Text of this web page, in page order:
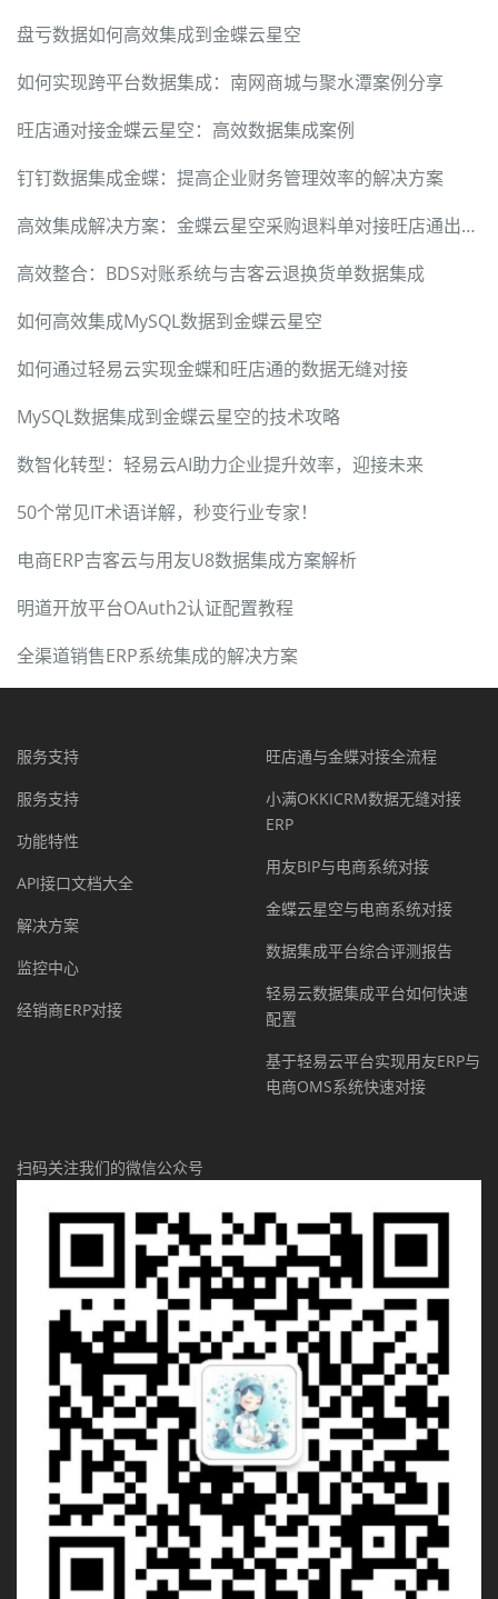
盘亏数据如何高效集成到金蝶云星空
如何实现跨平台数据集成：南网商城与聚水潭案例分享
旺店通对接金蝶云星空：高效数据集成案例
钉钉数据集成金蝶：提高企业财务管理效率的解决方案
高效集成解决方案：金蝶云星空采购退料单对接旺店通出库单
高效整合：BDS对账系统与吉客云退换货单数据集成
如何高效集成MySQL数据到金蝶云星空
如何通过轻易云实现金蝶和旺店通的数据无缝对接
MySQL数据集成到金蝶云星空的技术攻略
数智化转型：轻易云AI助力企业提升效率，迎接未来
50个常见IT术语详解，秒变行业专家！
电商ERP吉客云与用友U8数据集成方案解析
明道开放平台OAuth2认证配置教程
全渠道销售ERP系统集成的解决方案
服务支持
服务支持
功能特性
API接口文档大全
解决方案
监控中心
经销商ERP对接
旺店通与金蝶对接全流程
小满OKKICRM数据无缝对接
ERP
用友BIP与电商系统对接
金蝶云星空与电商系统对接
数据集成平台综合评测报告
轻易云数据集成平台如何快速
配置
基于轻易云平台实现用友ERP与
电商OMS系统快速对接
扫码关注我们的微信公众号